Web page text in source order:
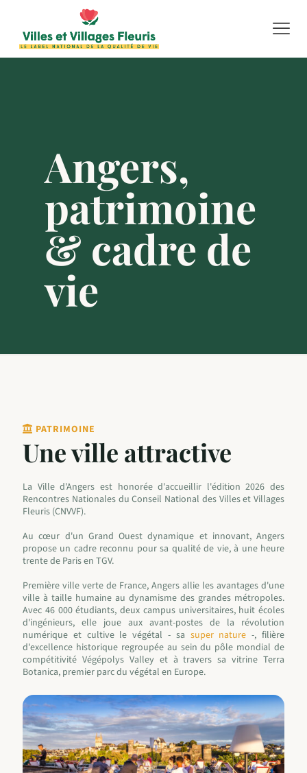
Angers,
patrimoine
& cadre de
vie
PATRIMOINE
Une ville attractive
La Ville d'Angers est honorée d'accueillir l'édition 2026 des
Rencontres Nationales du Conseil National des Villes et Villages
Fleuris (CNVVF).
Au cœur d'un Grand Ouest dynamique et innovant, Angers
propose un cadre reconnu pour sa qualité de vie, à une heure
trente de Paris en TGV.
Première ville verte de France, Angers allie les avantages d'une
ville à taille humaine au dynamisme des grandes métropoles.
Avec 46 000 étudiants, deux campus universitaires, huit écoles
d'ingénieurs, elle joue aux avant-postes de la révolution
numérique et cultive le végétal - sa super nature -, filière
d'excellence historique regroupée au sein du pôle mondial de
compétitivité Végépolys Valley et à travers sa vitrine Terra
Botanica, premier parc du végétal en Europe.